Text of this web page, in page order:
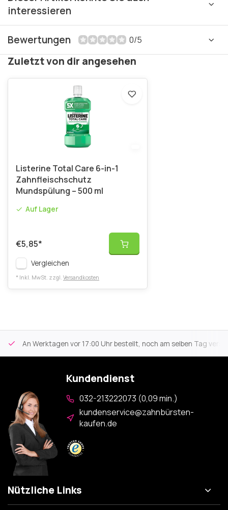
interessieren
Bewertungen 0/5
Zuletzt von dir angesehen
Listerine Total Care 6-in-1
Zahnfleischschutz
Mundspülung – 500 ml
Auf Lager
€5,85*
Vergleichen
* Inkl. MwSt. zzgl. Versandkosten
An Werktagen vor 17:00 Uhr bestellt, noch am selben Tag
Kundendienst
032-213222073 (0,09 min.)
kundenservice@zahnbürsten-
kaufen.de
Nützliche Links